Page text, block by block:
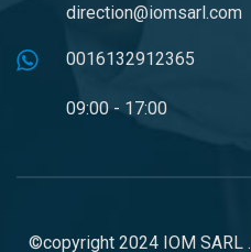
direction@iomsarl.com
0016132912365
09:00 - 17:00
©copyright 2024 IOM SARL